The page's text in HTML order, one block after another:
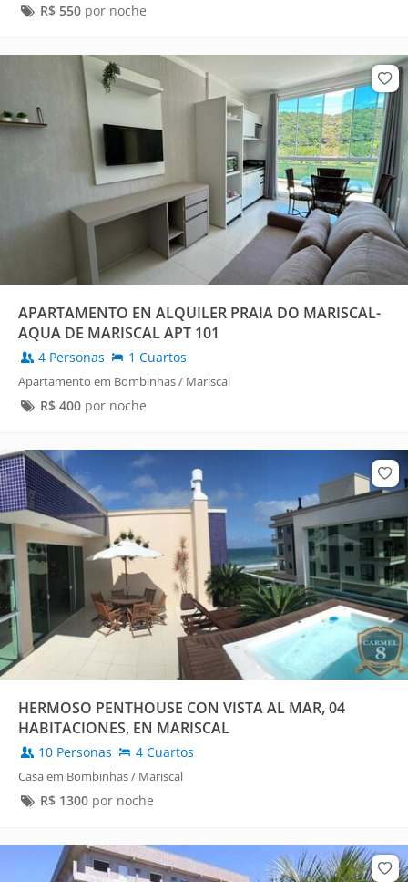
R$ 550por noche
APARTAMENTO EN ALQUILER PRAIA DO MARISCAL-
AQUA DE MARISCAL APT 101
4 Personas 1 Cuartos
Apartamento em Bombinhas / Mariscal
R$ 400por noche
HERMOSO PENTHOUSE CON VISTA AL MAR, 04
HABITACIONES, EN MARISCAL
10 Personas 4 Cuartos
Casa em Bombinhas / Mariscal
R$ 1300por noche